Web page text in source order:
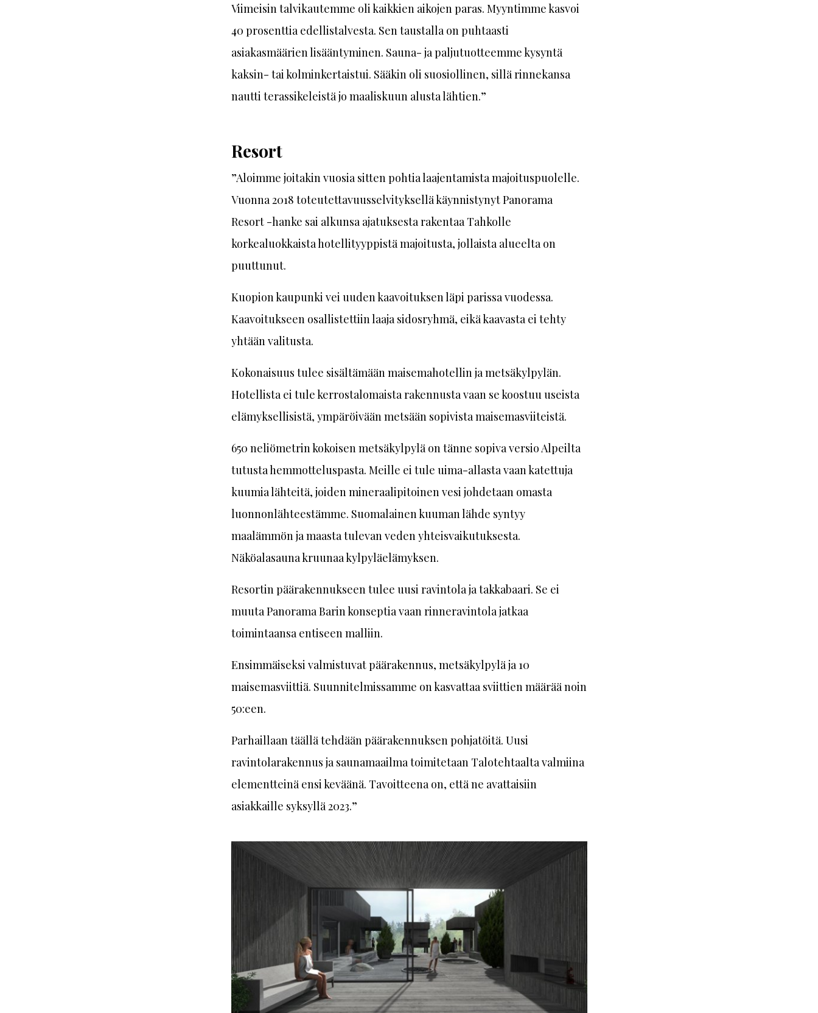
Viimeisin talvikautemme oli kaikkien aikojen paras. Myyntimme kasvoi
40 prosenttia edellistalvesta. Sen taustalla on puhtaasti
asiakasmäärien lisääntyminen. Sauna- ja paljutuotteemme kysyntä
kaksin- tai kolminkertaistui. Sääkin oli suosiollinen, sillä rinnekansa
nautti terassikeleistä jo maaliskuun alusta lähtien.”
Resort
”Aloimme joitakin vuosia sitten pohtia laajentamista majoituspuolelle.
Vuonna 2018 toteutettavuusselvityksellä käynnistynyt Panorama
Resort -hanke sai alkunsa ajatuksesta rakentaa Tahkolle
korkealuokkaista hotellityyppistä majoitusta, jollaista alueelta on
puuttunut.
Kuopion kaupunki vei uuden kaavoituksen läpi parissa vuodessa.
Kaavoitukseen osallistettiin laaja sidosryhmä, eikä kaavasta ei tehty
yhtään valitusta.
Kokonaisuus tulee sisältämään maisemahotellin ja metsäkylpylän.
Hotellista ei tule kerrostalomaista rakennusta vaan se koostuu useista
elämyksellisistä, ympäröivään metsään sopivista maisemasviiteistä.
650 neliömetrin kokoisen metsäkylpylä on tänne sopiva versio Alpeilta
tutusta hemmotteluspasta. Meille ei tule uima-allasta vaan katettuja
kuumia lähteitä, joiden mineraalipitoinen vesi johdetaan omasta
luonnonlähteestämme. Suomalainen kuuman lähde syntyy
maalämmön ja maasta tulevan veden yhteisvaikutuksesta.
Näköalasauna kruunaa kylpyläelämyksen.
Resortin päärakennukseen tulee uusi ravintola ja takkabaari. Se ei
muuta Panorama Barin konseptia vaan rinneravintola jatkaa
toimintaansa entiseen malliin.
Ensimmäiseksi valmistuvat päärakennus, metsäkylpylä ja 10
maisemasviittiä. Suunnitelmissamme on kasvattaa sviittien määrää noin
50:een.
Parhaillaan täällä tehdään päärakennuksen pohjatöitä. Uusi
ravintolarakennus ja saunamaailma toimitetaan Talotehtaalta valmiina
elementteinä ensi keväänä. Tavoitteena on, että ne avattaisiin
asiakkaille syksyllä 2023.”